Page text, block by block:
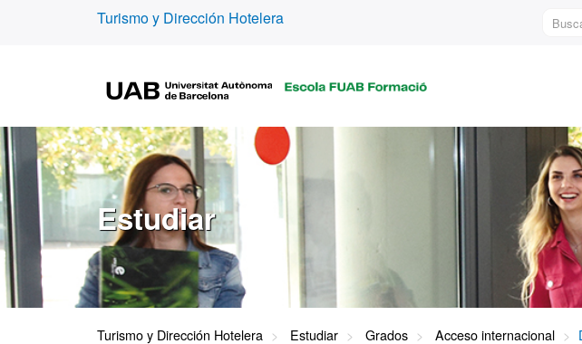
Turismo y Dirección Hotelera
B
Estudiar
Turismo y Dirección Hotelera Estudiar Grados Acceso internacional